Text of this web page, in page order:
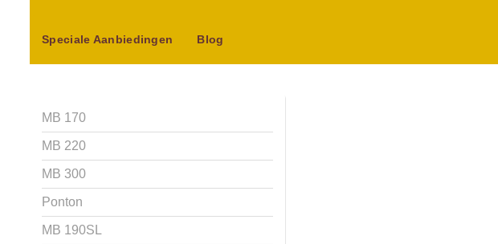
Speciale Aanbiedingen Blog
MB 170
MB 220
MB 300
Ponton
MB 190SL